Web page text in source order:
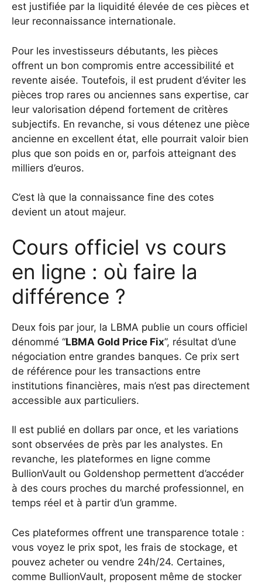
est justifiée par la liquidité élevée de ces pièces et
leur reconnaissance internationale.
Pour les investisseurs débutants, les pièces
offrent un bon compromis entre accessibilité et
revente aisée. Toutefois, il est prudent d’éviter les
pièces trop rares ou anciennes sans expertise, car
leur valorisation dépend fortement de critères
subjectifs. En revanche, si vous détenez une pièce
ancienne en excellent état, elle pourrait valoir bien
plus que son poids en or, parfois atteignant des
milliers d’euros.
C’est là que la connaissance fine des cotes
devient un atout majeur.
Cours officiel vs cours
en ligne : où faire la
différence ?
Deux fois par jour, la LBMA publie un cours officiel
dénommé “LBMA Gold Price Fix”, résultat d’une
négociation entre grandes banques. Ce prix sert
de référence pour les transactions entre
institutions financières, mais n’est pas directement
accessible aux particuliers.
Il est publié en dollars par once, et les variations
sont observées de près par les analystes. En
revanche, les plateformes en ligne comme
BullionVault ou Goldenshop permettent d’accéder
à des cours proches du marché professionnel, en
temps réel et à partir d’un gramme.
Ces plateformes offrent une transparence totale :
vous voyez le prix spot, les frais de stockage, et
pouvez acheter ou vendre 24h/24. Certaines,
comme BullionVault, proposent même de stocker